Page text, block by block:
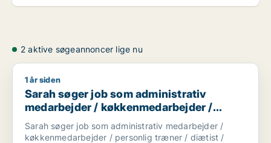
2 aktive søgeannoncer lige nu
Sarah søger job som administrativ medarbejder /
1 år siden
Sarah søger job som administrativ
medarbejder / køkkenmedarbejder /
personlig træner / diætist /
kontorassistent
Sarah søger job som administrativ medarbejder /
køkkenmedarbejder / personlig træner / diætist /